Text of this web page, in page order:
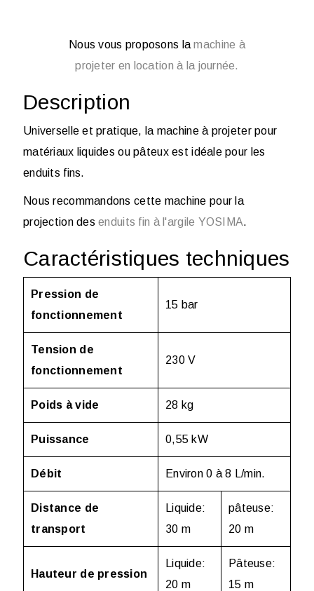
Nous vous proposons lamachine à
projeter en location à la journée.
Description
Universelle et pratique, la machine à projeter pour
matériaux liquides ou pâteux est idéale pour les
enduits fins.
Nous recommandons cette machine pour la
projection desenduits fin à l'argile YOSIMA.
Caractéristiques techniques
Pression de
fonctionnement
15 bar
Tension de
fonctionnement
230 V
Poids à vide 28 kg
Puissance 0,55 kW
Débit Environ 0 à 8 L/min.
Distance de
transport
Liquide:
30 m
pâteuse:
20 m
Hauteur de pression
Liquide:
20 m
Pâteuse:
15 m